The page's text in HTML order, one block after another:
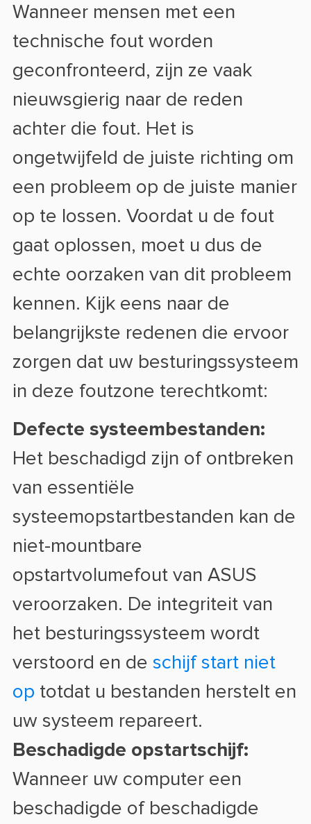
Wanneer mensen met een
technische fout worden
geconfronteerd, zijn ze vaak
nieuwsgierig naar de reden
achter die fout. Het is
ongetwijfeld de juiste richting om
een probleem op de juiste manier
op te lossen. Voordat u de fout
gaat oplossen, moet u dus de
echte oorzaken van dit probleem
kennen. Kijk eens naar de
belangrijkste redenen die ervoor
zorgen dat uw besturingssysteem
in deze foutzone terechtkomt:
Defecte systeembestanden:
Het beschadigd zijn of ontbreken
van essentiële
systeemopstartbestanden kan de
niet-mountbare
opstartvolumefout van ASUS
veroorzaken. De integriteit van
het besturingssysteem wordt
verstoord en de schijf start niet
op totdat u bestanden herstelt en
uw systeem repareert.
Beschadigde opstartschijf:
Wanneer uw computer een
beschadigde of beschadigde